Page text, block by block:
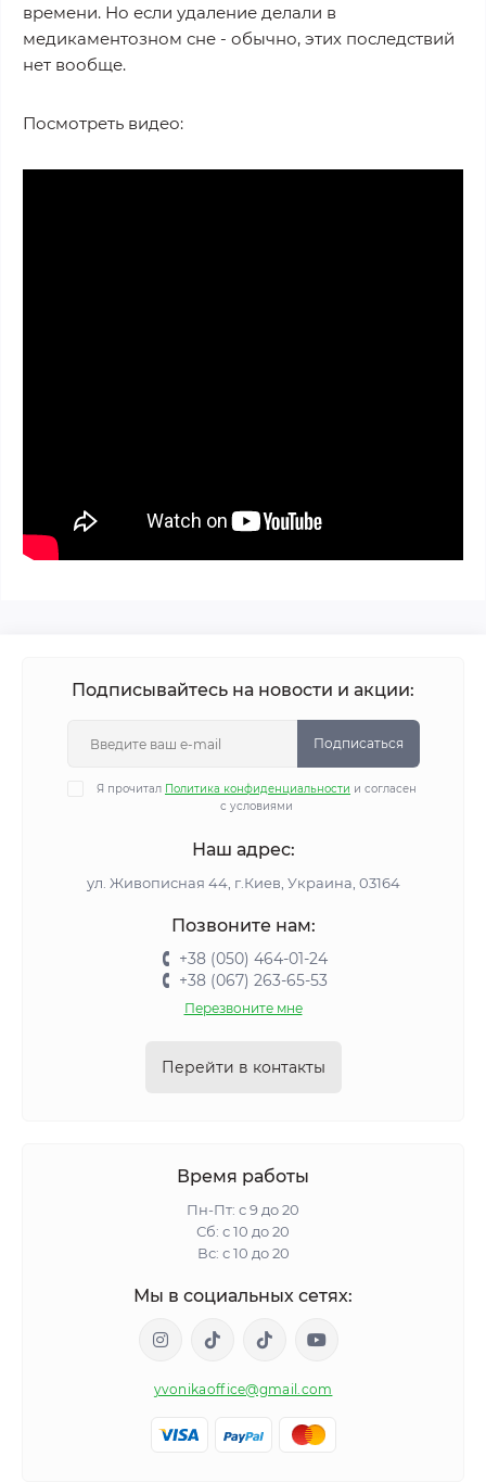
времени. Но если удаление делали в
медикаментозном сне - обычно, этих последствий
нет вообще.
Посмотреть видео:
Подписывайтесь на новости и акции:
Подписаться
Я прочитал Политика конфиденциальности и согласен
с условиями
Наш адрес:
ул. Живописная 44, г.Киев, Украина, 03164
Позвоните нам:
+38 (050) 464-01-24
+38 (067) 263-65-53
Перезвоните мне
Перейти в контакты
Время работы
Пн-Пт: с 9 до 20
Сб: с 10 до 20
Вс: с 10 до 20
Мы в социальных сетях:
yvonikaoffice@gmail.com